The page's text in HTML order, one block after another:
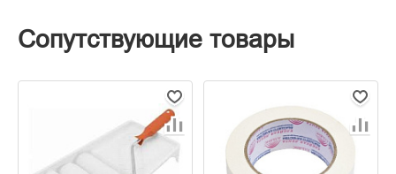
Сопутствующие товары